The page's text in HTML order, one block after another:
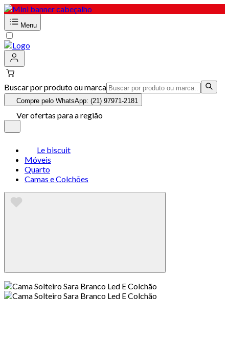
Menu
Buscar por produto ou marca
Compre pelo WhatsApp: (21) 97971-2181
Ver ofertas para a região
Le biscuit
Móveis
Quarto
Camas e Colchões